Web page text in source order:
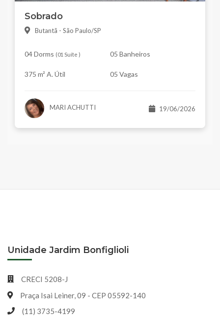
Sobrado
Butantã - São Paulo/SP
04 Dorms (01 Suíte ) 05 Banheiros
375 m² A. Útil 05 Vagas
MARI ACHUTTI 19/06/2026
Unidade Jardim Bonfiglioli
CRECI 5208-J
Praça Isai Leiner, 09 - CEP 05592-140
(11) 3735-4199